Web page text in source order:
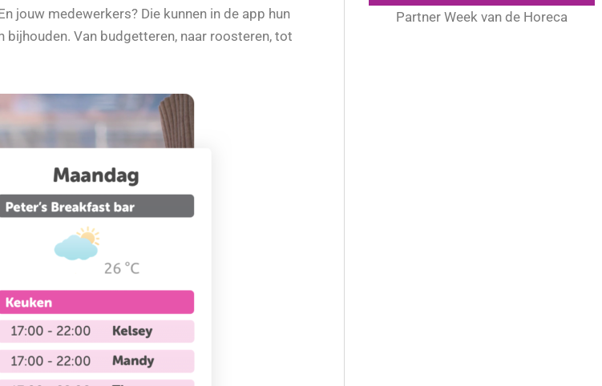
jouw medewerkers? Die kunnen in de app hun
Van budgetteren, naar roosteren, tot
Partner Week van de Horeca